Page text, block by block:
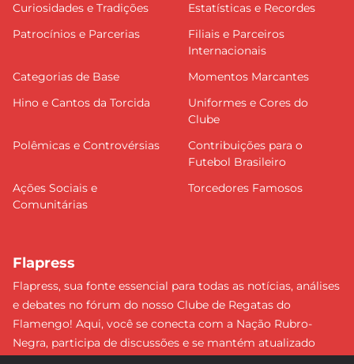
Curiosidades e Tradições
Estatísticas e Recordes
Patrocínios e Parcerias
Filiais e Parceiros
Internacionais
Categorias de Base
Momentos Marcantes
Hino e Cantos da Torcida
Uniformes e Cores do
Clube
Polêmicas e Controvérsias
Contribuições para o
Futebol Brasileiro
Ações Sociais e
Comunitárias
Torcedores Famosos
Flapress
Flapress, sua fonte essencial para todas as notícias, análises
e debates no fórum do nosso Clube de Regatas do
Flamengo! Aqui, você se conecta com a Nação Rubro-
Negra, participa de discussões e se mantém atualizado